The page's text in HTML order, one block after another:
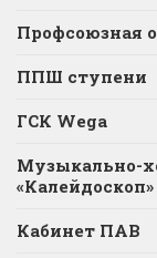
Профсоюзная
ППШ ступени
ГСК Wega
Музыкально-
«Калейдоскоп»
Кабинет ПАВ